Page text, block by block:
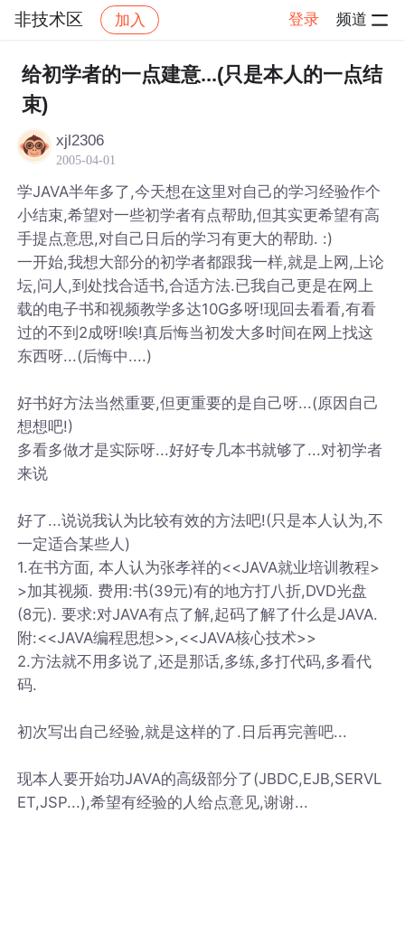
非技术区 加入 登录 频道
社区 非技术区 帖子详情
给初学者的一点建意...(只是本人的一点结
束)
xjl2306
2005-04-01
学JAVA半年多了,今天想在这里对自己的学习经验作个
小结束,希望对一些初学者有点帮助,但其实更希望有高
手提点意思,对自己日后的学习有更大的帮助. :)
一开始,我想大部分的初学者都跟我一样,就是上网,上论
坛,问人,到处找合适书,合适方法.已我自己更是在网上
载的电子书和视频教学多达10G多呀!现回去看看,有看
过的不到2成呀!唉!真后悔当初发大多时间在网上找这
东西呀...(后悔中....)
好书好方法当然重要,但更重要的是自己呀...(原因自己
想想吧!)
多看多做才是实际呀...好好专几本书就够了...对初学者
来说
好了...说说我认为比较有效的方法吧!(只是本人认为,不
一定适合某些人)
1.在书方面, 本人认为张孝祥的<<JAVA就业培训教程>
>加其视频. 费用:书(39元)有的地方打八折,DVD光盘
(8元). 要求:对JAVA有点了解,起码了解了什么是JAVA.
附:<<JAVA编程思想>>,<<JAVA核心技术>>
2.方法就不用多说了,还是那话,多练,多打代码,多看代
码.
初次写出自己经验,就是这样的了.日后再完善吧...
现本人要开始功JAVA的高级部分了(JBDC,EJB,SERVL
ET,JSP...),希望有经验的人给点意见,谢谢...